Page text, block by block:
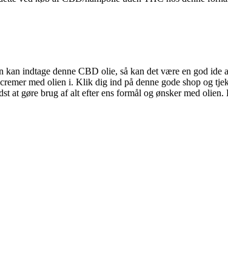
indtage denne CBD olie, så kan det være en god
med olien i. Klik dig ind på denne gode shop og
at gøre brug af alt efter ens formål og ønsker med